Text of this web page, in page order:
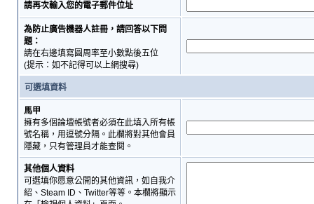
請再次輸入您的電子郵件位址
為防止廣告機器人註冊，請回答以下問
題：
請在右邊填寫圓周率至小數點後五位
(提示：如不記得可以上網搜尋)
可選填資料
馬甲
擁有多個論壇帳號者必須在此填入所有帳
號名稱，用逗號分隔。此欄將對其他會員
隱藏，只有管理員才能查閱。
其他個人資料
可選填你愿意公開的其他資訊，如自我介
紹、Steam ID、Twitter等等。本欄將顯示